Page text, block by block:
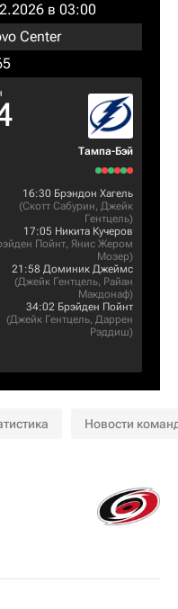
в 03:00
Center
Тампа-Бэй
16:30 Брэндон Хагель
(Скотт Сабурин, Джейк
Гентцель)
17:05 Никита Кучеров
Пойнт, Янис Жером
Мозер)
21:58 Доминик Джеймс
(Джейк Гентцель, Райан
Макдонаф)
34:02 Брэйден Пойнт
(Джейк Гентцель, Даррен
Рэддиш)
Новости